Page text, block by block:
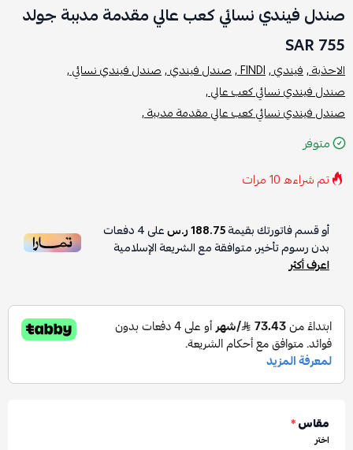
صندل فيندي نسائي كعب عالي مقدمة مدببة جولد
755 SAR
الاحذية ,فيندي ,FINDI , صندل فيندي ,صندل فيندي نسائي ,
صندل فيندي نسائي كعب عالي ,
صندل فيندي نسائي كعب عالي مقدمة مدببة ,
متوفر
تم شراءه10مرات
أو قسم فاتورتك بقيمة188.75 ر.س على4دفعات
بدون رسوم تأخير، متوافقة مع الشريعة الإسلامية
اعرف أكثر
مقاس*
اختر